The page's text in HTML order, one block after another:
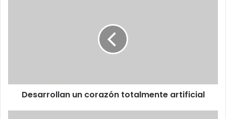
Desarrollan un corazón totalmente artificial